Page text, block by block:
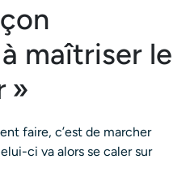
maîtriser le
»
faire, c’est de marcher
ci va alors se caler sur